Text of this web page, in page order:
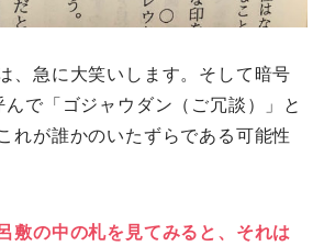
、急に大笑いします。そして暗号
で「ゴジャウダン（ご冗談）」と
れが誰かのいたずらである可能性
敷の中の札を見てみると、それは